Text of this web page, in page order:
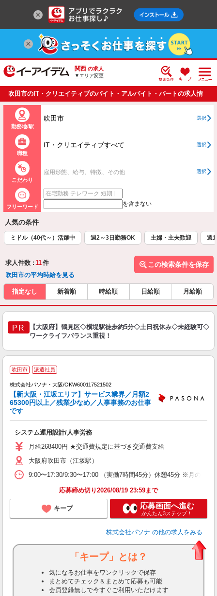
関西 の求人
▼エリア変更
吹田市のIT・クリエイティブのバイト・アルバイト・パートの求人情
報一覧
勤務地/駅
吹田市 選択
職種
IT・クリエイティブすべて 選択
こだわり
雇用形態、給与、特徴、その他 選択
フリーワード を含まない
人気の条件
ミドル（40代～）活躍中 週2～3日勤務OK 主婦・主夫歓迎 週
求人件数 : 11件
吹田市の平均時給を見る
この検索条件を保存
指定なし 新着順 時給順 日給順 月給順
PR
【大阪府】鶴見区◇横堤駅徒歩約5分◇土日祝休み◇未経験可◇
ワークライフバランス重視！
吹田市 派遣社員
株式会社パソナ・大阪/OKW600117521502
【新大阪・江坂エリア】サービス業界／月額2
65300円以上／残業少なめ／人事事務のお仕事
です
システム運用設計/人事労務
月給268400円 ★交通費規定に基づき交通費支給
大阪府吹田市（江坂駅）
9:00〜17:30/9:30〜17:00 （実働7時間45分）休憩45分 ※月の残
応募締め切り2026/08/19 23:59まで
キープ 応募画面へ進む
かんたん3ステップ！
株式会社パソナ の他の求人をみる
「キープ」とは？
気になるお仕事をワンクリックで保存
まとめてチェック＆まとめて応募も可能
会員登録無しで今すぐご利用いただけます